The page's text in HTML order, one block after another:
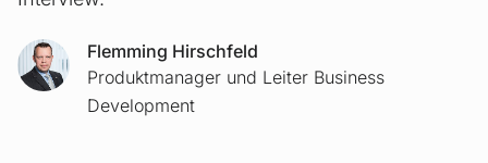
Flemming Hirschfeld
Produktmanager und Leiter Business
Development